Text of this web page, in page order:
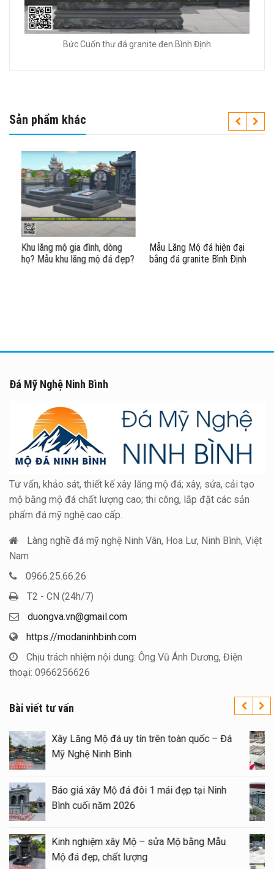
Bức Cuốn thư đá granite đen Bình Định
Sản phẩm khác
Khu lăng mộ gia đình, dòng
họ? Mẫu khu lăng mộ đá đẹp?
Mẫu Lăng Mộ đá hiện đại
bằng đá granite Bình Định
Đá Mỹ Nghệ Ninh Bình
Tư vấn, khảo sát, thiết kế xây lăng mộ đá; xây, sửa, cải tạo
mộ bằng mộ đá chất lượng cao; thi công, lắp đặt các sản
phẩm đá mỹ nghệ cao cấp.
Làng nghề đá mỹ nghệ Ninh Vân, Hoa Lư, Ninh Bình, Việt
Nam
0966.25.66.26
T2 - CN (24h/7)
duongva.vn@gmail.com
https://modaninhbinh.com
Chịu trách nhiệm nội dung: Ông Vũ Ánh Dương, Điện
thoại: 0966256626
Bài viết tư vấn
Xây Lăng Mộ đá uy tín trên toàn quốc – Đá
Mỹ Nghệ Ninh Bình
Báo giá xây Mộ đá đôi 1 mái đẹp tại Ninh
Bình cuối năm 2026
Kinh nghiệm xây Mộ – sửa Mộ bằng Mẫu
Mộ đá đẹp, chất lượng